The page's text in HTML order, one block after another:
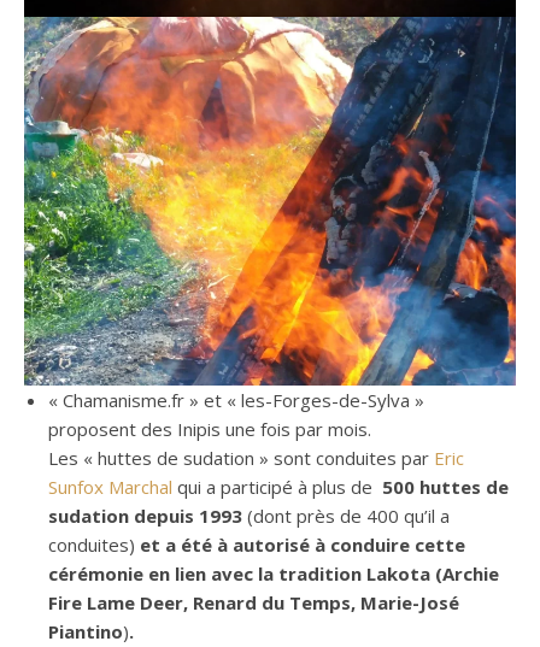
« Chamanisme.fr » et « les-Forges-de-Sylva »
proposent des Inipis une fois par mois.
Les « huttes de sudation » sont conduites par Eric
Sunfox Marchal qui a participé à plus de 500 huttes de
sudation depuis 1993 (dont près de 400 qu’il a
conduites) et a été à autorisé à conduire cette
cérémonie en lien avec la tradition Lakota (Archie
Fire Lame Deer, Renard du Temps, Marie-José
Piantino).